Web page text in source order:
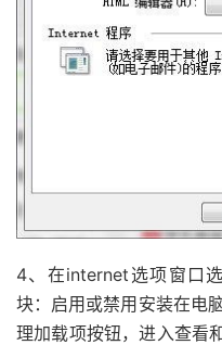
4、在internet选项窗口
块：启用或禁用安装在电
理加载项按钮，进入查看